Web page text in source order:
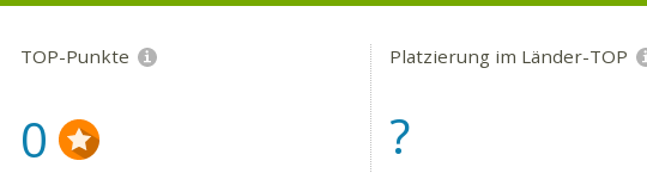
TOP-Punkte
0
Platzierung im Länder-TOP
?